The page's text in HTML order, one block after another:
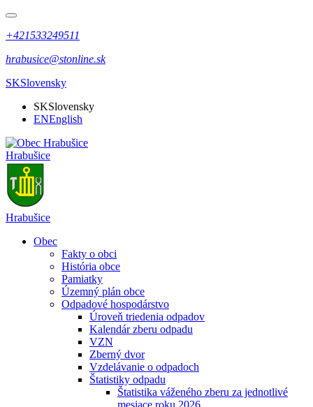
+421533249511
hrabusice@stonline.sk
SKSlovensky
SKSlovensky
ENEnglish
Hrabušice
Hrabušice
Obec
Fakty o obci
História obce
Pamiatky
Územný plán obce
Odpadové hospodárstvo
Úroveň triedenia odpadov
Kalendár zberu odpadu
VZN
Zberný dvor
Vzdelávanie o odpadoch
Štatistiky odpadu
Štatistika váženého zberu za jednotlivé
mesiace roku 2026